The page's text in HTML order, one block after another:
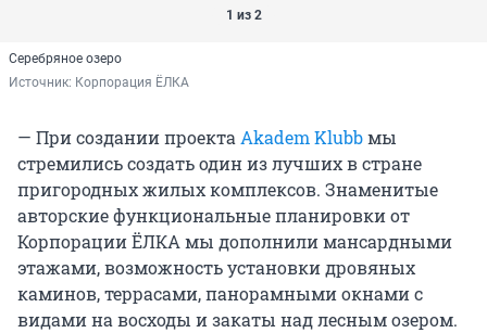
1 из 2
Серебряное озеро
Источник: Корпорация ЁЛКА
— При создании проектаAkadem Klubbмы
стремились создать один из лучших в стране
пригородных жилых комплексов. Знаменитые
авторские функциональные планировки от
Корпорации ЁЛКА мы дополнили мансардными
этажами, возможность установки дровяных
каминов, террасами, панорамными окнами с
видами на восходы и закаты над лесным озером.